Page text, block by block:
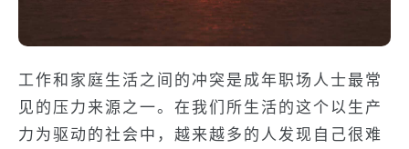
工作和家庭生活之间的冲突是成年职场人士最常
见的压力来源之一。在我们所生活的这个以生产
力为驱动的社会中，越来越多的人发现自己很难